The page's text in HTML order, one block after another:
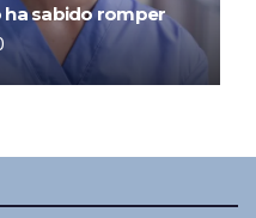
ha sabido romper